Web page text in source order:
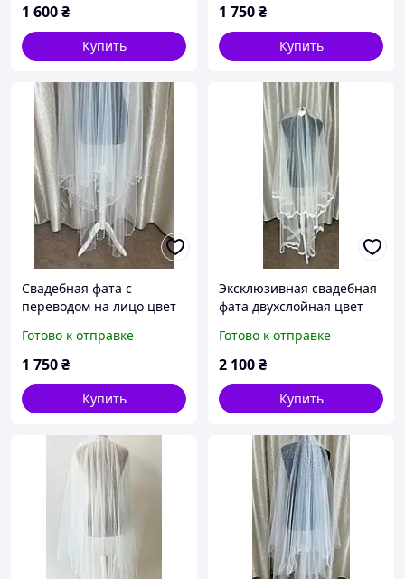
1 600₴
Купить
1 750₴
Купить
Свадебная фата с
переводом на лицо цвет
Готово к отправке
1 750₴
Купить
Эксклюзивная свадебная
фата двухслойная цвет
Готово к отправке
2 100₴
Купить